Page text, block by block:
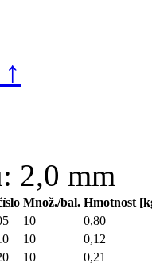
2,0 mm
Množ./bal. Hmotnost
10
0,80
10
0,12
10 0,21